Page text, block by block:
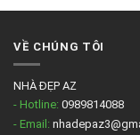
VỀ CHÚNG TÔI
NHÀ ĐẸP AZ
- Hotline: 0989814088
- Email: